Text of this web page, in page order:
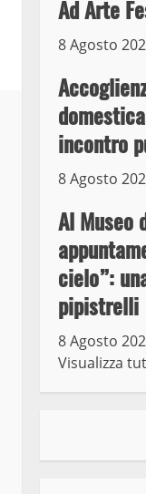
Ad Arte
8 Agosto
incontro
8 Agosto
Al Museo
cielo”:
pipistrelli
8 Agosto
Visualizza